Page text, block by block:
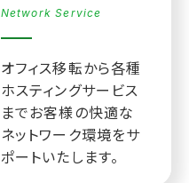
Network Service
オフィス移転から各種
ホスティングサービス
までお客様の快適な
ネットワーク環境をサ
ポートいたします。